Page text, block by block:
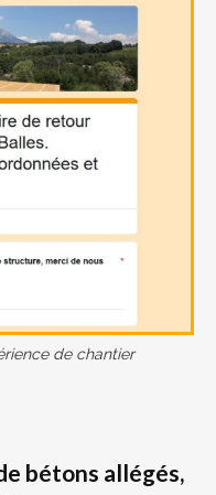
de chantier
bétons allégés,